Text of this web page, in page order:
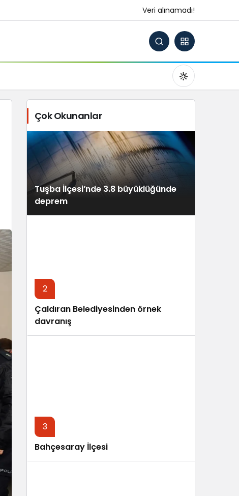
Veri alınamadı!
Gündüz Modu
Gündüz modunu seçin.
Çok Okunanlar
Tuşba İlçesi’nde 3.8 büyüklüğünde
deprem
2
Çaldıran Belediyesinden örnek
davranış
3
Bahçesaray İlçesi